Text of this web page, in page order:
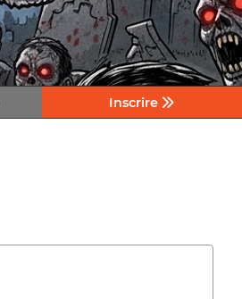
Inscrire